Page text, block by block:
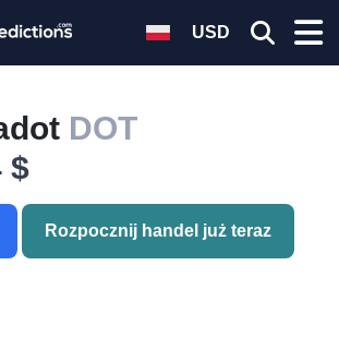
USD
DOT
$
Rozpocznij handel już teraz